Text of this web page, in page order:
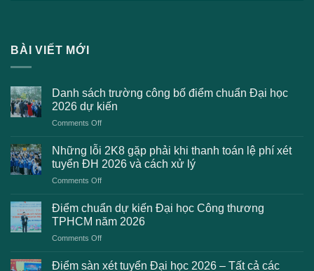
BÀI VIẾT MỚI
Danh sách trường công bố điểm chuẩn Đại học
2026 dự kiến
Comments Offon
sách
trường
công
bố
chuẩn
Đại
kiến
Những lỗi 2K8 gặp phải khi thanh toán lệ phí xét
tuyển ĐH 2026 và cách xử lý
Comments Offon
lỗi
2K8
gặp
phải
thanh
Điểm chuẩn dự kiến Đại học Công thương
TPHCM năm 2026
Comments Offon
chuẩn
Điểm sàn xét tuyển Đại học 2026 – Tất cả các